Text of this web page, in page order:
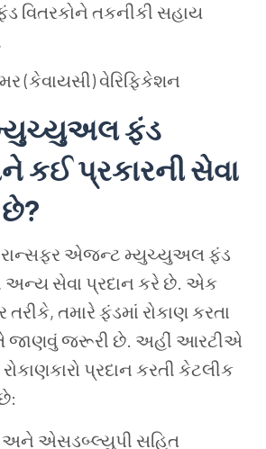
વિતરકોને તકનીકી સહાય
(કેવાયસી) વેરિફિકેશન
ફંડ
કઈ પ્રકારની સેવા
એજન્ટ મ્યુચ્યુઅલ ફંડ
અન્ય સેવા પ્રદાન કરે છે. એક
તરીકે, તમારે ફંડમાં રોકાણ કરતા
જાણવું જરૂરી છે. અહીં આરટીએ
પ્રદાન કરતી કેટલીક
એસડબ્લ્યુપી સહિત